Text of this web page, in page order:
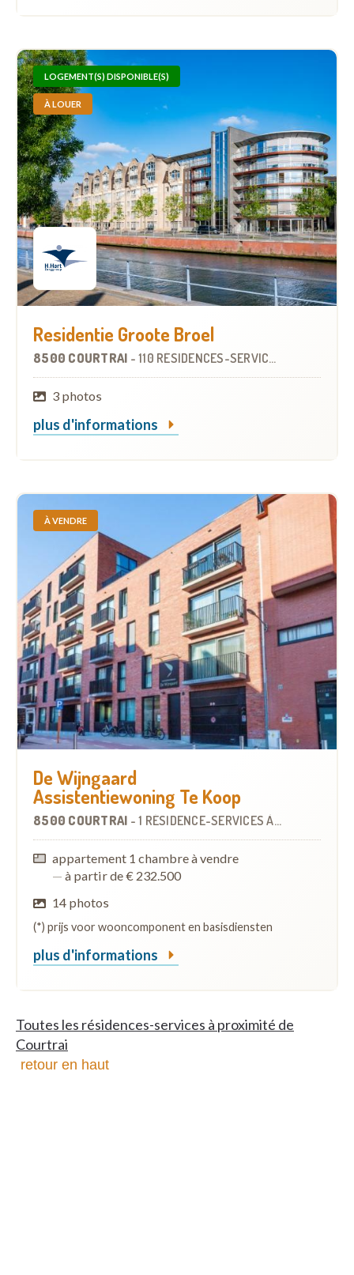
LOGEMENT(S) DISPONIBLE(S)
À LOUER
Residentie Groote Broel
8500 COURTRAI - 110 RÉSIDENCES-SERVICES
3 photos
plus d'informations
À VENDRE
De Wijngaard
Assistentiewoning Te Koop
8500 COURTRAI - 1 RÉSIDENCE-SERVICESÀ0.8 KM
appartement 1 chambre à vendre
— à partir de € 232.500
14 photos
(*) prijs voor wooncomponent en basisdiensten
plus d'informations
Toutes les résidences-services à proximité de
Courtrai
retour en haut